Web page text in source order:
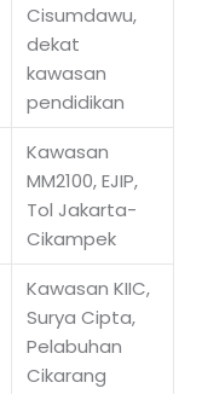
Cisumdawu,
dekat
kawasan
pendidikan
Kawasan
MM2100, EJIP,
Tol Jakarta-
Cikampek
Kawasan KIIC,
Surya Cipta,
Pelabuhan
Cikarang